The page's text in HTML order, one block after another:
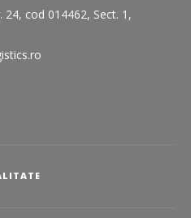
24, cod 014462, Sect. 1,